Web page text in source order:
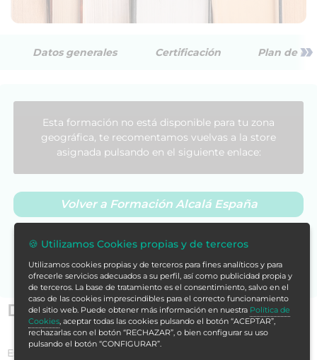
Datos generales Certificación Plan de »
Datos generales
Este
Esta formación no está disponible para tu zona
geográfica, te recomentamos vuelvas a la store
asignada pulsando en el siguiente enlace:
Volver a Formación Alcalá España
para asesorarte.
🍪 Utilizamos Cookies propias y de terceros
Utilizamos cookies propias y de terceros para fines analíticos y para
ofrecerle servicios adecuados a su perfil, así como publicidad propia y
de terceros. La base de tratamiento es el consentimiento, salvo en el
caso de las cookies imprescindibles para el correcto funcionamiento
del sitio web. Puede obtener más información en nuestra Política de
Cookies , aceptar todas las cookies pulsando el botón “ACEPTAR”,
rechazarlas con el botón “RECHAZAR”, o bien configurar su uso
pulsando el botón “CONFIGURAR”.